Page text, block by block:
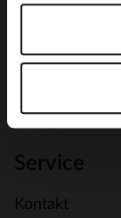
Service
Kontakt